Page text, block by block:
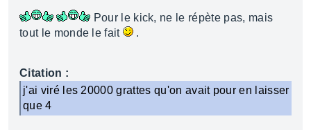
Pour le kick, ne le répète pas, mais
tout le monde le fait
.
Citation :
j'ai viré les 20000 grattes qu'on avait pour en laisser
que 4